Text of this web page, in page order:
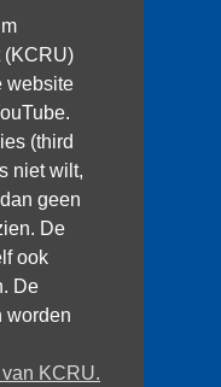
(KCRU)
website
(third
niet wilt,
geen
De
ook
De
worden
KCRU.